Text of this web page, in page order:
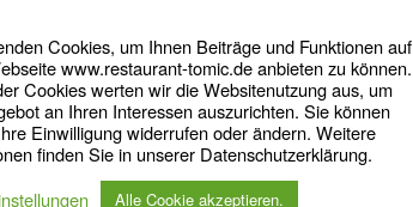
ZU GAST BEI TOMIC
Cookies, um Ihnen Beiträge und Funktionen auf
www.restaurant-tomic.de anbieten zu können.
Cookies werten wir die Websitenutzung aus, um
an Ihren Interessen auszurichten. Sie können
Einwilligung widerrufen oder ändern. Weitere
finden Sie in unserer Datenschutzerklärung.
Alle Cookie akzeptieren.